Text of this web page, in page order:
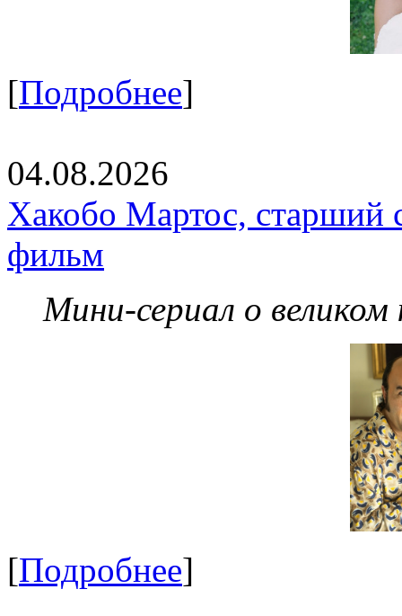
[Подробнее]
04.08.2026
Хакобо Мартос, старший
фильм
Мини-сериал о великом
[Подробнее]